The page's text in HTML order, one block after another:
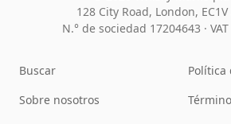
128 City Road, London, EC1V
N.° de sociedad 17204643 ·
Buscar
Sobre nosotros
Política